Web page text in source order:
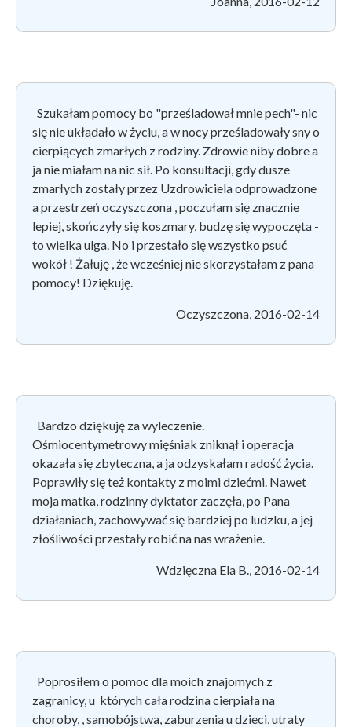
Szukałam pomocy bo "prześladował mnie pech"- nic
się nie układało w życiu, a w nocy prześladowały sny o
cierpiących zmarłych z rodziny. Zdrowie niby dobre a
ja nie miałam na nic sił. Po konsultacji, gdy dusze
zmarłych zostały przez Uzdrowiciela odprowadzone
a przestrzeń oczyszczona , poczułam się znacznie
lepiej, skończyły się koszmary, budzę się wypoczęta -
to wielka ulga. No i przestało się wszystko psuć
wokół ! Żałuję , że wcześniej nie skorzystałam z pana
pomocy! Dziękuję.
Oczyszczona, 2016-02-14
Bardzo dziękuję za wyleczenie.
Ośmiocentymetrowy mięśniak zniknął i operacja
okazała się zbyteczna, a ja odzyskałam radość życia.
Poprawiły się też kontakty z moimi dziećmi. Nawet
moja matka, rodzinny dyktator zaczęła, po Pana
działaniach, zachowywać się bardziej po ludzku, a jej
złośliwości przestały robić na nas wrażenie.
Wdzięczna Ela B., 2016-02-14
Poprosiłem o pomoc dla moich znajomych z
zagranicy, u których cała rodzina cierpiała na
choroby, , samobójstwa, zaburzenia u dzieci, utraty